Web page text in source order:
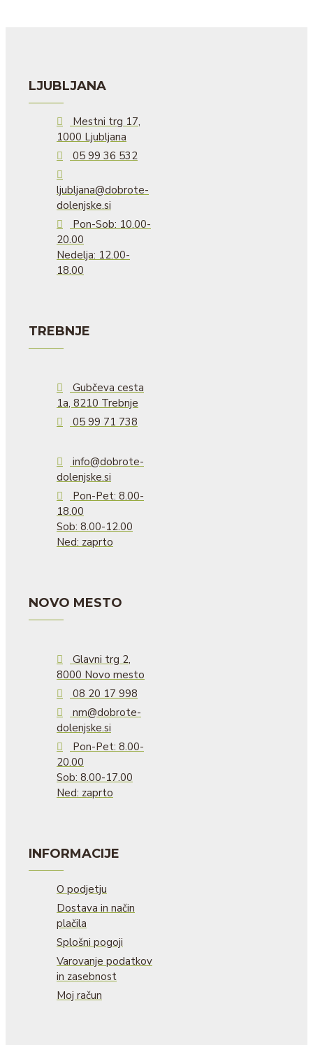
LJUBLJANA
Mestni trg 17,
1000 Ljubljana
05 99 36 532
ljubljana@dobrote-
dolenjske.si
Pon-Sob: 10.00-
20.00
Nedelja: 12.00-
18.00
TREBNJE
Gubčeva cesta
1a, 8210 Trebnje
05 99 71 738
info@dobrote-
dolenjske.si
Pon-Pet: 8.00-
18.00
Sob: 8.00-12.00
Ned: zaprto
NOVO MESTO
Glavni trg 2,
8000 Novo mesto
08 20 17 998
nm@dobrote-
dolenjske.si
Pon-Pet: 8.00-
20.00
Sob: 8.00-17.00
Ned: zaprto
INFORMACIJE
O podjetju
Dostava in način
plačila
Splošni pogoji
Varovanje podatkov
in zasebnost
Moj račun